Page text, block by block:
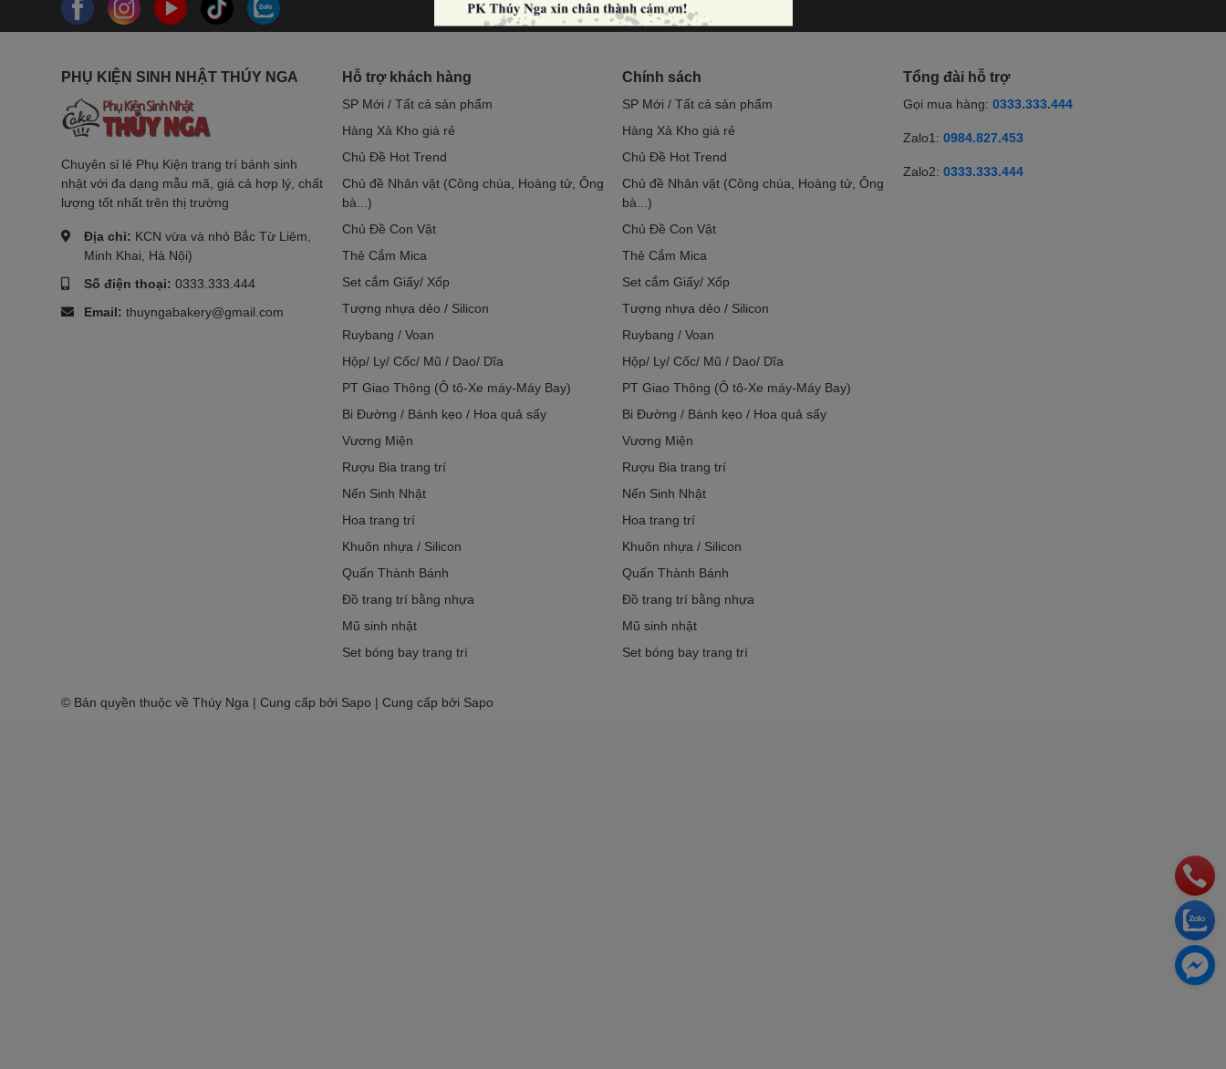
PHỤ KIỆN SINH NHẬT THÚY NGA
Chuyên sỉ lẻ Phụ Kiện trang trí bánh sinh
nhật với đa dạng mẫu mã, giá cả hợp lý, chất
lượng tốt nhất trên thị trường
Địa chỉ: KCN vừa và nhỏ Bắc Từ Liêm,
Minh Khai, Hà Nội)
Số điện thoại: 0333.333.444
Email: thuyngabakery@gmail.com
Hỗ trợ khách hàng
SP Mới / Tất cả sản phẩm
Hàng Xả Kho giá rẻ
Chủ Đề Hot Trend
Chủ đề Nhân vật (Công chúa, Hoàng tử, Ông
bà...)
Chủ Đề Con Vật
Thẻ Cắm Mica
Set cắm Giấy/ Xốp
Tượng nhựa dẻo / Silicon
Ruybang / Voan
Hộp/ Ly/ Cốc/ Mũ / Dao/ Dĩa
PT Giao Thông (Ô tô-Xe máy-Máy Bay)
Bi Đường / Bánh kẹo / Hoa quả sấy
Vương Miện
Rượu Bia trang trí
Nến Sinh Nhật
Hoa trang trí
Khuôn nhựa / Silicon
Quấn Thành Bánh
Đồ trang trí bằng nhựa
Mũ sinh nhật
Set bóng bay trang trí
Chính sách
SP Mới / Tất cả sản phẩm
Hàng Xả Kho giá rẻ
Chủ Đề Hot Trend
Chủ đề Nhân vật (Công chúa, Hoàng tử, Ông
bà...)
Chủ Đề Con Vật
Thẻ Cắm Mica
Set cắm Giấy/ Xốp
Tượng nhựa dẻo / Silicon
Ruybang / Voan
Hộp/ Ly/ Cốc/ Mũ / Dao/ Dĩa
PT Giao Thông (Ô tô-Xe máy-Máy Bay)
Bi Đường / Bánh kẹo / Hoa quả sấy
Vương Miện
Rượu Bia trang trí
Nến Sinh Nhật
Hoa trang trí
Khuôn nhựa / Silicon
Quấn Thành Bánh
Đồ trang trí bằng nhựa
Mũ sinh nhật
Set bóng bay trang trí
Tổng đài hỗ trợ
Gọi mua hàng: 0333.333.444
Zalo1: 0984.827.453
Zalo2: 0333.333.444
© Bản quyền thuộc về Thúy Nga | Cung cấp bởi Sapo | Cung cấp bởi Sapo